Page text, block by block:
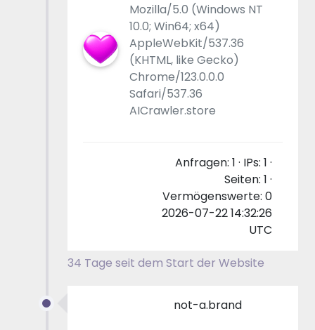
Mozilla/5.0 (Windows NT
10.0; Win64; x64)
AppleWebKit/537.36
(KHTML, like Gecko)
Chrome/123.0.0.0
Safari/537.36
AICrawler.store
Anfragen: 1 · IPs: 1 ·
Seiten: 1 ·
Vermögenswerte: 0
2026-07-22 14:32:26
UTC
34 Tage seit dem Start der Website
not-a.brand